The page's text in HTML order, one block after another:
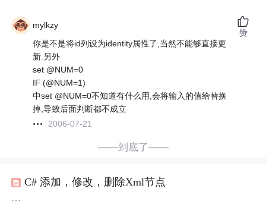
mylkzy
你是不是将id列设为identity属性了,当然不能够直接更
新.另外
set @NUM=0
IF (@NUM=1)
中set @NUM=0不知道有什么用,会将输入的值给替换
掉,导致后面判断都不成立
2006-07-21
赞
——到底了——
C# 添加，修改，删除Xml节点